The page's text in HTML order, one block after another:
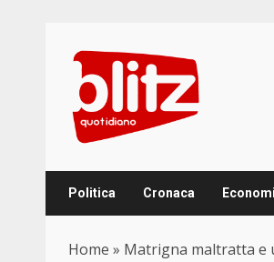
content
Politica Cronaca
Home » Matrigna maltratta e